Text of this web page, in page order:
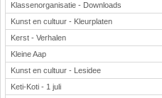
Klassenorganisatie - Downloads
Kunst en cultuur - Kleurplaten
Kerst - Verhalen
Kleine Aap
Kunst en cultuur - Lesidee
Keti-Koti - 1 juli